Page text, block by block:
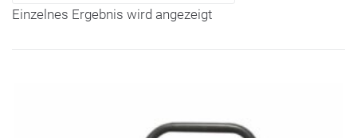
Einzelnes Ergebnis wird angezeigt